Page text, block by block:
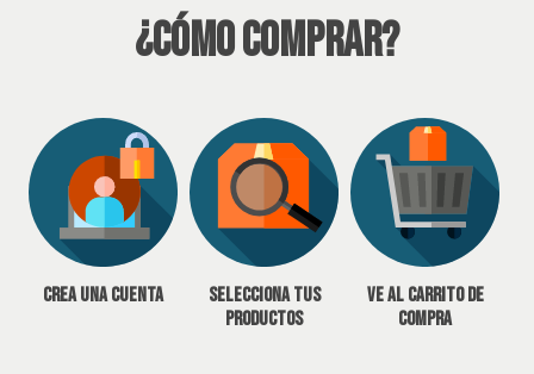
¿Cómo Comprar?
Crea una cuenta
Selecciona tus
productos
Ve al carrito de
compra